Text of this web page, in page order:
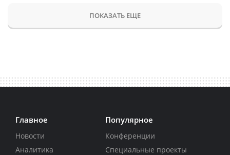
ПОКАЗАТЬ ЕЩЕ
Главное
Новости
Аналитика
Популярное
Конференции
Специальные проекты